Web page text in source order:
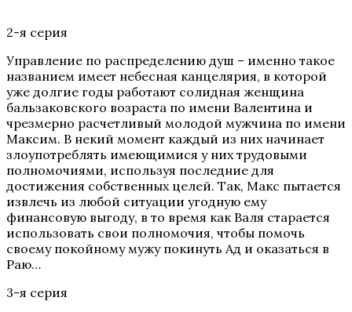
2-я серия
Управление по распределению душ – именно такое
названием имеет небесная канцелярия, в которой
уже долгие годы работают солидная женщина
бальзаковского возраста по имени Валентина и
чрезмерно расчетливый молодой мужчина по имени
Максим. В некий момент каждый из них начинает
злоупотреблять имеющимися у них трудовыми
полномочиями, используя последние для
достижения собственных целей. Так, Макс пытается
извлечь из любой ситуации угодную ему
финансовую выгоду, в то время как Валя старается
использовать свои полномочия, чтобы помочь
своему покойному мужу покинуть Ад и оказаться в
Раю…
3-я серия